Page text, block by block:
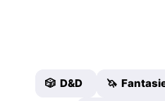
🎲 D&D 🦄